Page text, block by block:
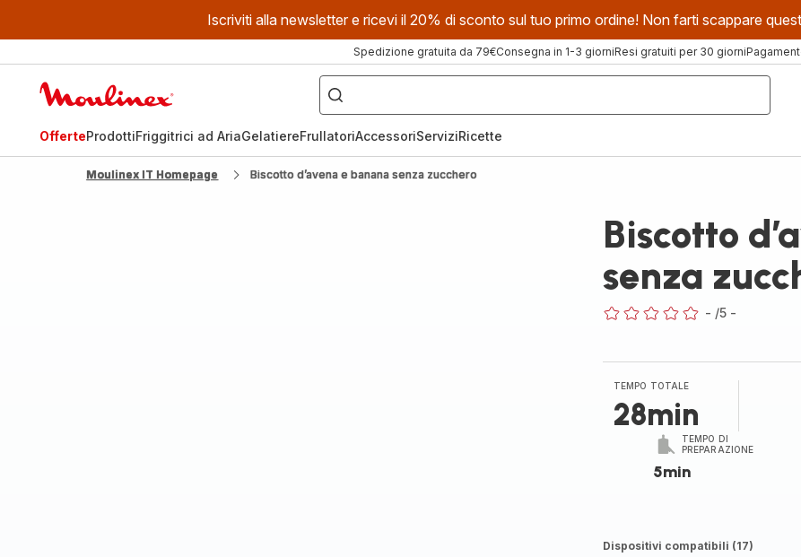
Iscriviti alla newsletter e ricevi il 20% di sconto sul tuo primo ordine! Non farti scappare
Spedizione gratuita da 79€Consegna in 1-3 giorniResi gratuiti per 30 giorni
Cosa
stai
cercando?
OfferteProdottiFriggitrici ad AriaGelatiereFrullatoriAccessoriServiziRicette
Moulinex IT Homepage Biscotto d’avena e banana senza zucchero
Biscotto
senza
- /5 -
TEMPO TOTALE
28min
TEMPO DI
PREPARAZIONE
5min
Dispositivi compatibili (17)